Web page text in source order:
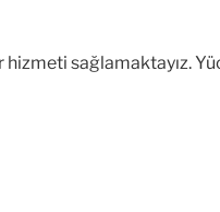
sağlamaktayız.